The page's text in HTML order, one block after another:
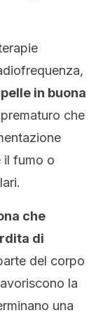
in buona
che
il fumo o
che
di
del corpo
la
una